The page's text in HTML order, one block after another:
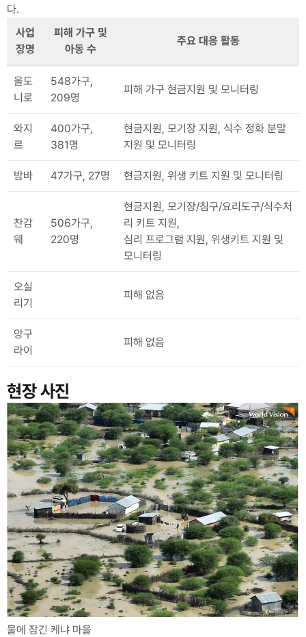
다.
사업
장명
피해 가구 및
아동 수
주요 대응 활동
올도
니로
548가구,
209명
피해 가구 현금지원 및 모니터링
와지
르
400가구,
381명
현금지원, 모기장 지원, 식수 정화 분말
지원 및 모니터링
밤바 47가구, 27명 현금지원, 위생 키트 지원 및 모니터링
찬감
웨
506가구,
220명
현금지원, 모기장/침구/요리도구/식수처
리 키트 지원,
심리 프로그램 지원, 위생키트 지원 및
모니터링
오실
리기
피해 없음
앙구
라이
피해 없음
현장 사진
물에 잠긴 케냐 마을